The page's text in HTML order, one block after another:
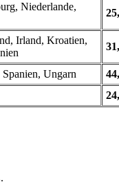
Niederlande,
Irland, Kroatien,
Ungarn